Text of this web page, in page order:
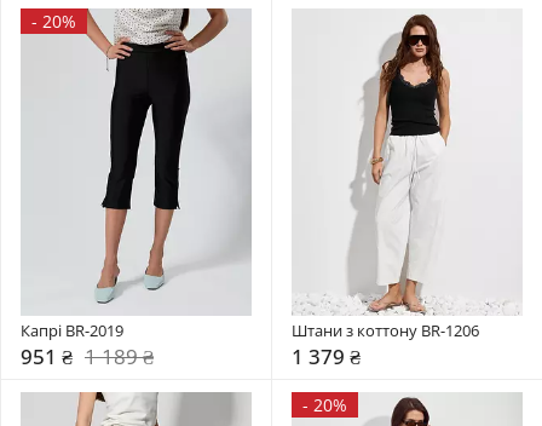
- 20%
Капрі BR-2019
951 ₴ 1 189 ₴
Штани з коттону BR-1206
1 379 ₴
- 20%